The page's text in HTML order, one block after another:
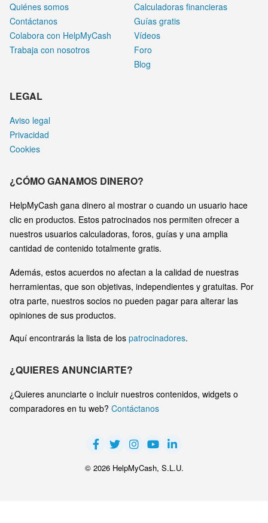
Quiénes somos
Contáctanos
Colabora con HelpMyCash
Trabaja con nosotros
Calculadoras financieras
Guías gratis
Vídeos
Foro
Blog
LEGAL
Aviso legal
Privacidad
Cookies
¿CÓMO GANAMOS DINERO?
HelpMyCash gana dinero al mostrar o cuando un usuario hace
clic en productos. Estos patrocinados nos permiten ofrecer a
nuestros usuarios calculadoras, foros, guías y una amplia
cantidad de contenido totalmente gratis.
Además, estos acuerdos no afectan a la calidad de nuestras
herramientas, que son objetivas, independientes y gratuitas. Por
otra parte, nuestros socios no pueden pagar para alterar las
opiniones de sus productos.
Aquí encontrarás la lista de los patrocinadores.
¿QUIERES ANUNCIARTE?
¿Quieres anunciarte o incluir nuestros contenidos, widgets o
comparadores en tu web? Contáctanos
© 2026 HelpMyCash, S.L.U.